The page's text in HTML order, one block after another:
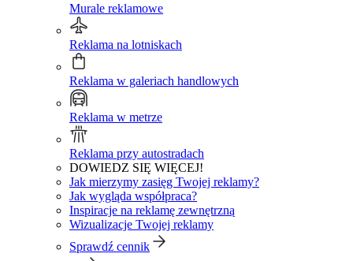
Murale reklamowe
Reklama na lotniskach
Reklama w galeriach handlowych
Reklama w metrze
Reklama przy autostradach
DOWIEDZ SIĘ WIĘCEJ!
Jak mierzymy zasięg Twojej reklamy?
Jak wygląda współpraca?
Inspiracje na reklamę zewnętrzną
Wizualizacje Twojej reklamy
Sprawdź cennik